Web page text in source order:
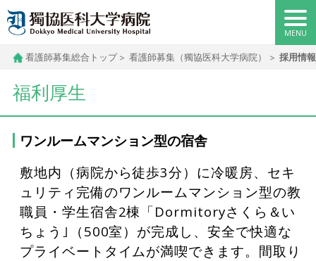
看護師募集総合トップ 看護師募集（獨協医科大学病院） 採用情
福利厚生
ワンルームマンション型の宿舎
敷地内（病院から徒歩3分）に冷暖房、セキ
ュリティ完備のワンルームマンション型の教
職員・学生宿舎2棟「Dormitoryさくら＆い
ちょう｣（500室）が完成し、安全で快適な
プライベートタイムが満喫できます。間取り